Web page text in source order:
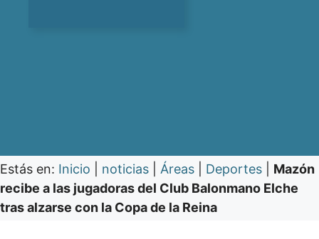
Estás en: Inicio noticias Áreas Deportes
Mazón
recibe a las jugadoras del Club Balonmano Elche
tras alzarse con la Copa de la Reina